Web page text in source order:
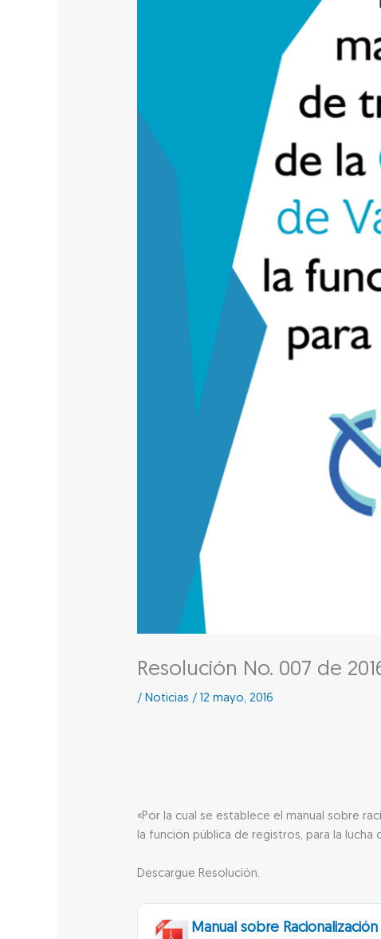
Resolución No. 007 de
/ Noticias / 12 mayo, 2016
«Por la cual se establece el manual sobre
la función pública de registros, para la lucha
Descargue Resolución.
Manual sobre